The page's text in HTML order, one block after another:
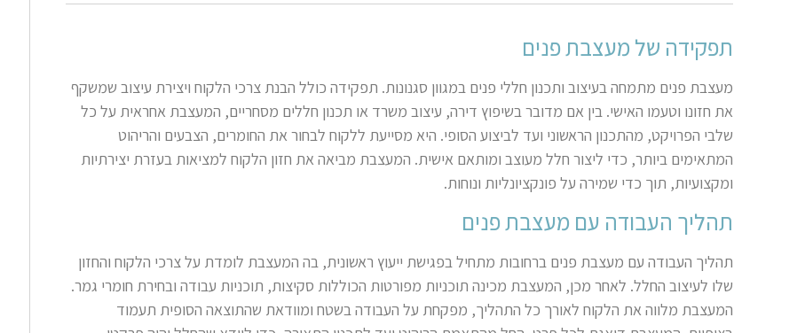
תפקידה של מעצבת פנים
מעצבת פנים מתמחה בעיצוב ותכנון חללי פנים במגוון סגנונות. תפקידה כולל הבנת צרכי הלקוח ויצירת עיצוב שמשקף
את חזונו וטעמו האישי. בין אם מדובר בשיפוץ דירה, עיצוב משרד או תכנון חללים מסחריים, המעצבת אחראית על כל
שלבי הפרויקט, מהתכנון הראשוני ועד לביצוע הסופי. היא מסייעת ללקוח לבחור את החומרים, הצבעים והריהוט
המתאימים ביותר, כדי ליצור חלל מעוצב ומותאם אישית. המעצבת מביאה את חזון הלקוח למציאות בעזרת יצירתיות
ומקצועיות, תוך כדי שמירה על פונקציונליות ונוחות.
תהליך העבודה עם מעצבת פנים
תהליך העבודה עם מעצבת פנים ברחובות מתחיל בפגישת ייעוץ ראשונית, בה המעצבת לומדת על צרכי הלקוח והחזון
שלו לעיצוב החלל. לאחר מכן, המעצבת מכינה תוכניות מפורטות הכוללות סקיצות, תוכניות עבודה ובחירת חומרי גמר.
המעצבת מלווה את הלקוח לאורך כל התהליך, מפקחת על העבודה בשטח ומוודאת שהתוצאה הסופית תעמוד